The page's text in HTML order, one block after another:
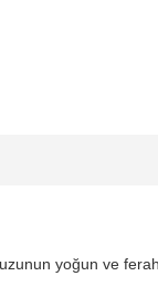
yoğun ve